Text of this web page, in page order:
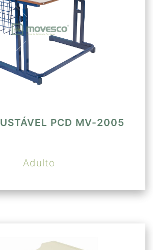
PCD MV-2005
Adulto